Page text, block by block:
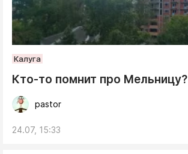
Калуга
Кто-то помнит про Мельницу?
pastor
24.07, 15:33